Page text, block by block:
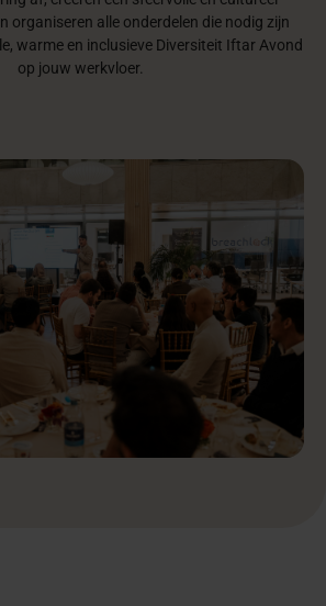
organiseren alle onderdelen die nodig zijn
warme en inclusieve Diversiteit Iftar Avond
op jouw werkvloer.